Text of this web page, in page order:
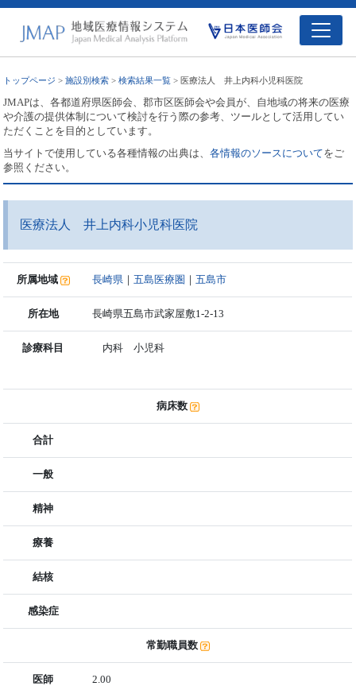
トップページ >施設別検索 >検索結果一覧 > 医療法人 井上内科小児科医院
JMAPは、各都道府県医師会、郡市区医師会や会員が、自地域の将来の医療
や介護の提供体制について検討を行う際の参考、ツールとして活用してい
ただくことを目的としています。
当サイトで使用している各種情報の出典は、各情報のソースについてをご
参照ください。
医療法人 井上内科小児科医院
所属地域 長崎県 ｜五島医療圏 ｜五島市
所在地 長崎県五島市武家屋敷1-2-13
診療科目 内科 小児科
病床数
合計
一般
精神
療養
結核
感染症
常勤職員数
医師 2.00